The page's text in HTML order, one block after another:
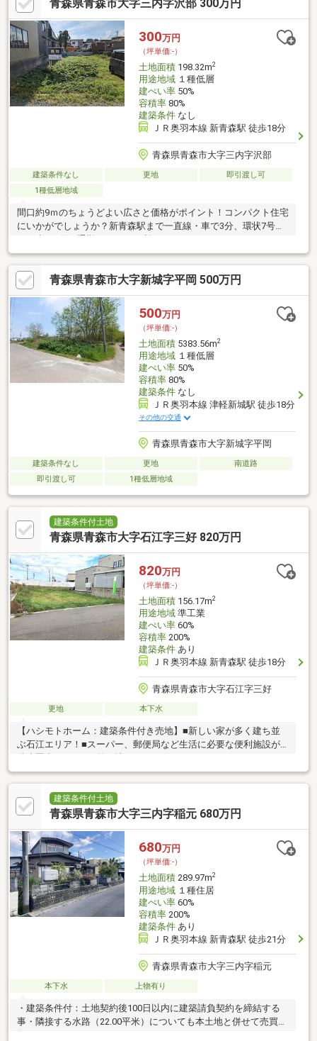
青森県青森市大字三内字沢部 300万円
300万円
（坪単価:-）
土地面積198.32m2
用途地域１種低層
建ぺい率50%
容積率80%
建築条件なし
ＪＲ奥羽本線 新青森駅 徒歩18分
青森県青森市大字三内字沢部
建築条件なし 更地
即引渡し可
1種低層地域
間口約9ｍのちょうどよい広さと価格がポイント！コンパクト住宅
にいかがでしょうか？新青森駅まで一直線・車で3分、環状7号線
青森県青森市大字新城字平岡 500万円
500万円
（坪単価:-）
土地面積5383.56m2
用途地域１種低層
建ぺい率50%
容積率80%
建築条件なし
ＪＲ奥羽本線 津軽新城駅 徒歩18分
その他の交通
青森県青森市大字新城字平岡
建築条件なし 更地
南道路
即引渡し可
1種低層地域
建築条件付土地
青森県青森市大字石江字三好 820万円
820万円
（坪単価:-）
土地面積156.17m2
用途地域準工業
建ぺい率60%
容積率200%
建築条件あり
ＪＲ奥羽本線 新青森駅 徒歩18分
青森県青森市大字石江字三好
更地 本下水
【ハシモトホーム：建築条件付き売地】■新しい家が多く建ち並
ぶ石江エリア！■スーパー、郵便局など生活に必要な便利施設が
建築条件付土地
青森県青森市大字三内字稲元 680万円
680万円
（坪単価:-）
土地面積289.97m2
用途地域１種住居
建ぺい率60%
容積率200%
建築条件あり
ＪＲ奥羽本線 新青森駅 徒歩21分
青森県青森市大字三内字稲元
本下水 上物有り
・建築条件付：土地契約後100日以内に建築請負契約を締結する
事・隣接する水路（22.00平米）についても本土地と併せて売買対
象となります。